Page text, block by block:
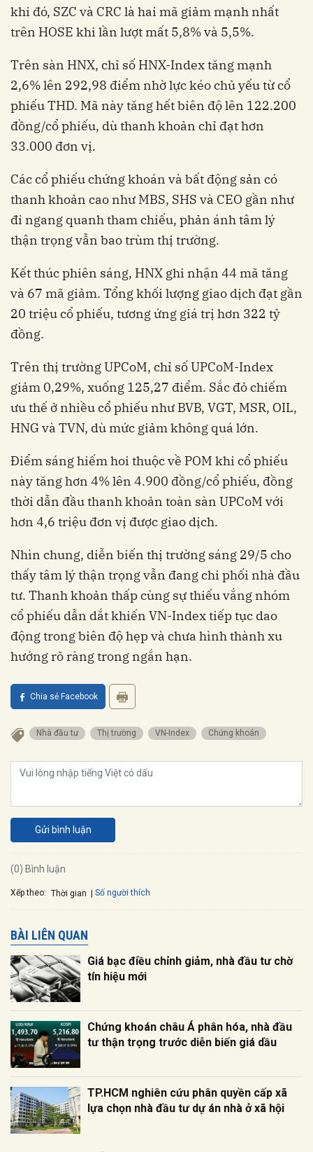
khi đó, SZC và CRC là hai mã giảm mạnh nhất
trên HOSE khi lần lượt mất 5,8% và 5,5%.
Trên sàn HNX, chỉ số HNX-Index tăng mạnh
2,6% lên 292,98 điểm nhờ lực kéo chủ yếu từ cổ
phiếu THD. Mã này tăng hết biên độ lên 122.200
đồng/cổ phiếu, dù thanh khoản chỉ đạt hơn
33.000 đơn vị.
Các cổ phiếu chứng khoán và bất động sản có
thanh khoản cao như MBS, SHS và CEO gần như
đi ngang quanh tham chiếu, phản ánh tâm lý
thận trọng vẫn bao trùm thị trường.
Kết thúc phiên sáng, HNX ghi nhận 44 mã tăng
và 67 mã giảm. Tổng khối lượng giao dịch đạt gần
20 triệu cổ phiếu, tương ứng giá trị hơn 322 tỷ
đồng.
Trên thị trường UPCoM, chỉ số UPCoM-Index
giảm 0,29%, xuống 125,27 điểm. Sắc đỏ chiếm
ưu thế ở nhiều cổ phiếu như BVB, VGT, MSR, OIL,
HNG và TVN, dù mức giảm không quá lớn.
Điểm sáng hiếm hoi thuộc về POM khi cổ phiếu
này tăng hơn 4% lên 4.900 đồng/cổ phiếu, đồng
thời dẫn đầu thanh khoản toàn sàn UPCoM với
hơn 4,6 triệu đơn vị được giao dịch.
Nhìn chung, diễn biến thị trường sáng 29/5 cho
thấy tâm lý thận trọng vẫn đang chi phối nhà đầu
tư. Thanh khoản thấp cùng sự thiếu vắng nhóm
cổ phiếu dẫn dắt khiến VN-Index tiếp tục dao
động trong biên độ hẹp và chưa hình thành xu
hướng rõ ràng trong ngắn hạn.
Chia sẻ Facebook
Nhà đầu tư Thị trường VN-Index Chứng khoán
Gửi bình luận
(0) Bình luận
Xếp theo: Thời gian Số người thích
BÀI LIÊN QUAN
Giá bạc điều chỉnh giảm, nhà đầu tư chờ
tín hiệu mới
Chứng khoán châu Á phân hóa, nhà đầu
tư thận trọng trước diễn biến giá dầu
TP.HCM nghiên cứu phân quyền cấp xã
lựa chọn nhà đầu tư dự án nhà ở xã hội